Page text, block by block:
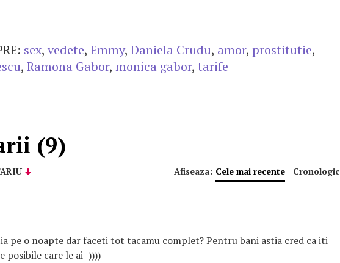
sex, vedete, Emmy, Daniela Crudu, amor, prostitutie,
, Ramona Gabor, monica gabor, tarife
(9)
Afiseaza: Cele mai recente | Cronologic
pe o noapte dar faceti tot tacamu complet? Pentru bani astia cred ca iti
posibile care le ai=))))